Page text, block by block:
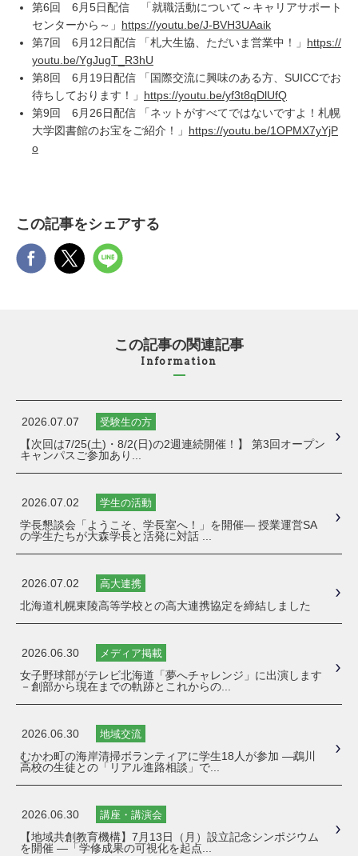
第6回 6月5日配信 「就職活動について～キャリアサポート
センターから～」 https://youtu.be/J-BVH3UAaik
第7回 6月12日配信 「札大生協、ただいま営業中！」 https://
youtu.be/YgJugT_R3hU
第8回 6月19日配信 「国際交流に興味のある方、SUICCでお
待ちしております！」 https://youtu.be/yf3t8qDlUfQ
第9回 6月26日配信 「ネットがすべてではないですよ！札幌
大学図書館のお宝をご紹介！」 https://youtu.be/1OPMX7yYjP
o
この記事をシェアする
この記事の関連記事
Information
2026.07.07 受験生の方
【次回は7/25(土)・8/2(日)の2週連続開催！】 第3回オープン
キャンパスご参加あり...
2026.07.02 学生の活動
学長懇談会「ようこそ、学長室へ！」を開催― 授業運営SA
の学生たちが大森学長と活発に対話 ...
2026.07.02 高大連携
北海道札幌東陵高等学校との高大連携協定を締結しました
2026.06.30 メディア掲載
女子野球部がテレビ北海道「夢へチャレンジ」に出演します
－創部から現在までの軌跡とこれからの...
2026.06.30 地域交流
むかわ町の海岸清掃ボランティアに学生18人が参加 ―鵡川
高校の生徒との「リアル進路相談」で...
2026.06.30 講座・講演会
【地域共創教育機構】7月13日（月）設立記念シンポジウム
を開催 ―「学修成果の可視化を起点...